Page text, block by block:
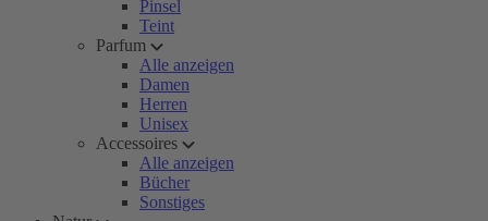
Pinsel
Teint
Parfum
Alle anzeigen
Damen
Herren
Unisex
Accessoires
Alle anzeigen
Bücher
Sonstiges